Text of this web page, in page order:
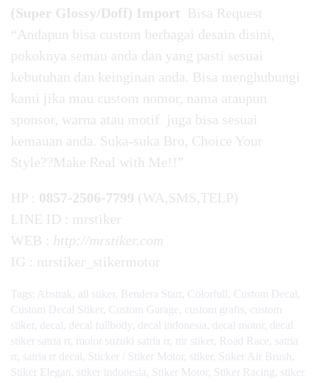
(Super Glossy/Doff) Import Bisa Request
“Andapun bisa custom berbagai desain disini,
pokoknya semau anda dan yang pasti sesuai
kebutuhan dan keinginan anda. Bisa menghubungi
kami jika mau custom nomor, nama ataupun
sponsor, warna atau motif juga bisa sesuai
kemauan anda. Suka-suka Bro, Choice Your
Style??Make Real with Me!!”
HP : 0857-2506-7799 (WA,SMS,TELP)
LINE ID : mrstiker
WEB : http://mrstiker.com
IG : mrstiker_stikermotor
Tags: Abstrak all stiker Bendera Start Colorfull Custom Decal
Custom Decal Stiker
Custom Garage custom grafis custom
stiker
decal decal fullbody decal indonesia decal motor
decal
stiker satria rr
motor suzuki satria rr mr stiker Road Race satria
satria rr decal Sticker / Stiker Motor stiker Stiker Air Brush
Stiker Elegan
stiker indonesia Stiker Motor Stiker Racing
stiker